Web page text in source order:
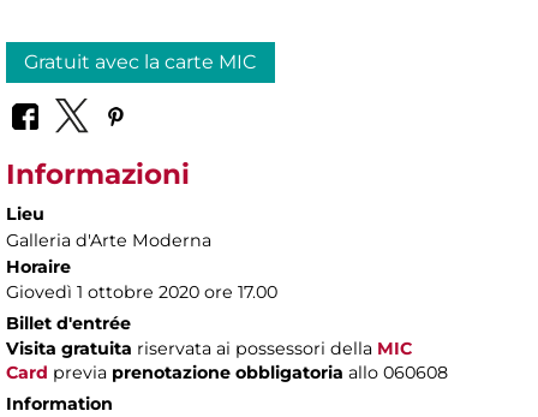
Gratuit avec la carte MIC
Informazioni
Lieu
Galleria d'Arte Moderna
Horaire
Giovedì 1 ottobre 2020 ore 17.00
Billet d'entrée
Visita gratuita riservata ai possessori della MIC
Card previa prenotazione obbligatoria allo 060608
Information